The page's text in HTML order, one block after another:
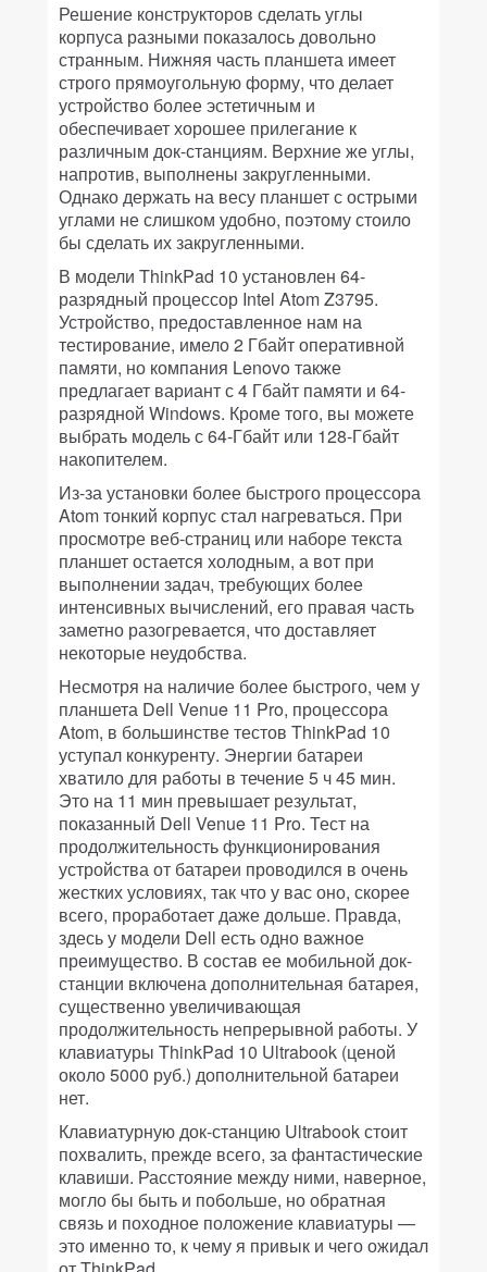
Решение конструкторов сделать углы
корпуса разными показалось довольно
странным. Нижняя часть планшета имеет
строго прямоугольную форму, что делает
устройство более эстетичным и
обеспечивает хорошее прилегание к
различным док-станциям. Верхние же углы,
напротив, выполнены закругленными.
Однако держать на весу планшет с острыми
углами не слишком удобно, поэтому стоило
бы сделать их закругленными.
В модели ThinkPad 10 установлен 64-
разрядный процессор Intel Atom Z3795.
Устройство, предоставленное нам на
тестирование, имело 2 Гбайт оперативной
памяти, но компания Lenovo также
предлагает вариант с 4 Гбайт памяти и 64-
разрядной Windows. Кроме того, вы можете
выбрать модель с 64-Гбайт или 128-Гбайт
накопителем.
Из-за установки более быстрого процессора
Atom тонкий корпус стал нагреваться. При
просмотре веб-страниц или наборе текста
планшет остается холодным, а вот при
выполнении задач, требующих более
интенсивных вычислений, его правая часть
заметно разогревается, что доставляет
некоторые неудобства.
Несмотря на наличие более быстрого, чем у
планшета Dell Venue 11 Pro, процессора
Atom, в большинстве тестов ThinkPad 10
уступал конкуренту. Энергии батареи
хватило для работы в течение 5 ч 45 мин.
Это на 11 мин превышает результат,
показанный Dell Venue 11 Pro. Тест на
продолжительность функционирования
устройства от батареи проводился в очень
жестких условиях, так что у вас оно, скорее
всего, проработает даже дольше. Правда,
здесь у модели Dell есть одно важное
преимущество. В состав ее мобильной док-
станции включена дополнительная батарея,
существенно увеличивающая
продолжительность непрерывной работы. У
клавиатуры ThinkPad 10 Ultrabook (ценой
около 5000 руб.) дополнительной батареи
нет.
Клавиатурную док-станцию Ultrabook стоит
похвалить, прежде всего, за фантастические
клавиши. Расстояние между ними, наверное,
могло бы быть и побольше, но обратная
связь и походное положение клавиатуры —
это именно то, к чему я привык и чего ожидал